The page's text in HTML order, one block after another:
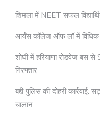
शिमला में NEET सफल
आर्यंस कॉलेज ऑफ लॉ में विधिक
शोघी में हरियाणा रोडवेज बस से
गिरफ्तार
बद्दी पुलिस की दोहरी
चालान